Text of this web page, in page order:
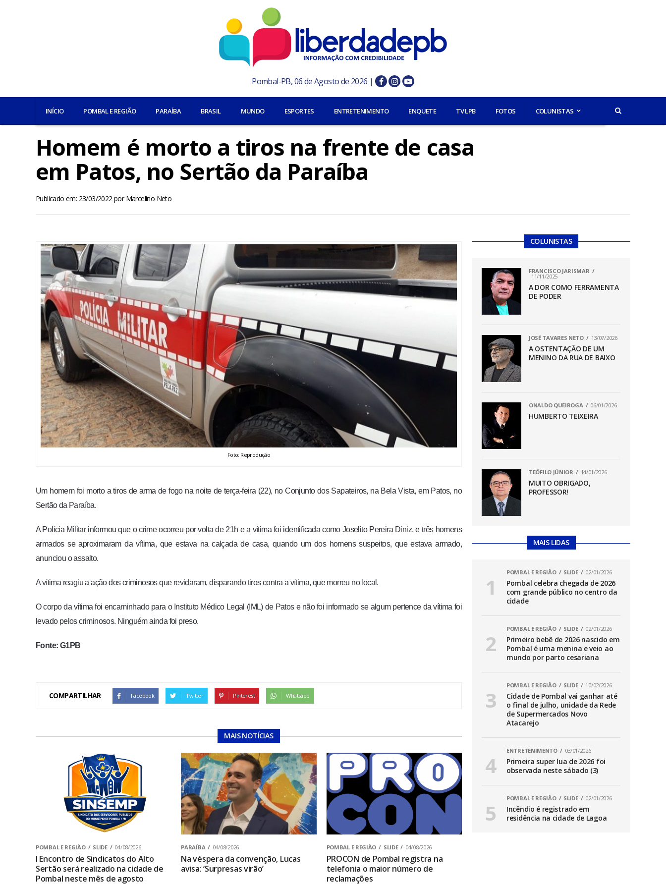
Pombal-PB, 06 de Agosto de 2026 |
INÍCIO POMBAL E REGIÃO PARAÍBA BRASIL MUNDO ESPORTES ENTRETENIMENTO ENQUETE TV LPB FOTOS COLUNISTAS
Homem é morto a tiros na frente de casa
em Patos, no Sertão da Paraíba
Publicado em: 23/03/2022porMarcelino Neto
Foto: Reprodução
Um homem foi morto a tiros de arma de fogo na noite de terça-feira (22), no Conjunto dos Sapateiros, na Bela Vista, em Patos, no
Sertão da Paraíba.
A Polícia Militar informou que o crime ocorreu por volta de 21h e a vítima foi identificada como Joselito Pereira Diniz, e três homens
armados se aproximaram da vítima, que estava na calçada de casa, quando um dos homens suspeitos, que estava armado,
anunciou o assalto.
A vítima reagiu a ação dos criminosos que revidaram, disparando tiros contra a vítima, que morreu no local.
O corpo da vítima foi encaminhado para o Instituto Médico Legal (IML) de Patos e não foi informado se algum pertence da vítima foi
levado pelos criminosos. Ninguém ainda foi preso.
Fonte: G1PB
COMPARTILHAR Facebook Twitter Pinterest Whatsapp
MAIS NOTÍCIAS
POMBAL E REGIÃO SLIDE 04/08/2026
I Encontro de Sindicatos do Alto
Sertão será realizado na cidade de
Pombal neste mês de agosto
PARAÍBA 04/08/2026
Na véspera da convenção, Lucas
avisa: ‘Surpresas virão’
POMBAL E REGIÃO SLIDE 04/08/2026
PROCON de Pombal registra na
telefonia o maior número de
reclamações
COLUNISTAS
FRANCISCO JARISMAR
11/11/2025
A DOR COMO FERRAMENTA
DE PODER
JOSÉ TAVARES NETO 13/07/2026
A OSTENTAÇÃO DE UM
MENINO DA RUA DE BAIXO
ONALDO QUEIROGA 06/01/2026
HUMBERTO TEIXEIRA
TEÓFILO JÚNIOR 14/01/2026
MUITO OBRIGADO,
PROFESSOR!
MAIS LIDAS
POMBAL E REGIÃO SLIDE 02/01/2026
Pombal celebra chegada de 2026
com grande público no centro da
cidade
POMBAL E REGIÃO SLIDE 02/01/2026
Primeiro bebê de 2026 nascido em
Pombal é uma menina e veio ao
mundo por parto cesariana
POMBAL E REGIÃO SLIDE 10/02/2026
Cidade de Pombal vai ganhar até
o final de julho, unidade da Rede
de Supermercados Novo
Atacarejo
ENTRETENIMENTO 03/01/2026
Primeira super lua de 2026 foi
observada neste sábado (3)
POMBAL E REGIÃO SLIDE 02/01/2026
Incêndio é registrado em
residência na cidade de Lagoa